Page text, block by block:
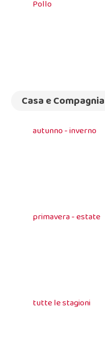
Pollo
Casa e Compagnia
autunno - inverno
primavera - estate
tutte le stagioni